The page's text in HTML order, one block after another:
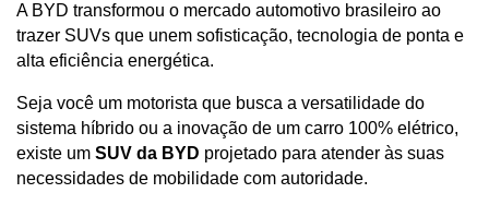
A BYD transformou o mercado automotivo brasileiro ao
trazer SUVs que unem sofisticação, tecnologia de ponta e
alta eficiência energética.
Seja você um motorista que busca a versatilidade do
sistema híbrido ou a inovação de um carro 100% elétrico,
existe um SUV da BYD projetado para atender às suas
necessidades de mobilidade com autoridade.